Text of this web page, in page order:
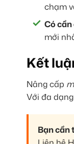
chạm
Có
mới
Kết
Nâng cấp
Với đa
Bạn cần